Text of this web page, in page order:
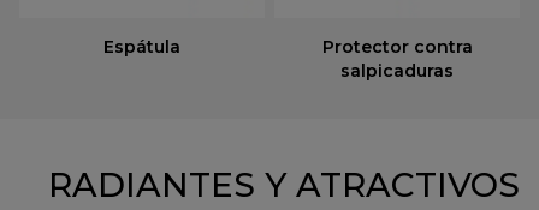
Espátula
Protector contra
salpicaduras
RADIANTES Y ATRACTIVOS